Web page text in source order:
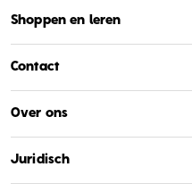
Shoppen en leren
Contact
Over ons
Juridisch